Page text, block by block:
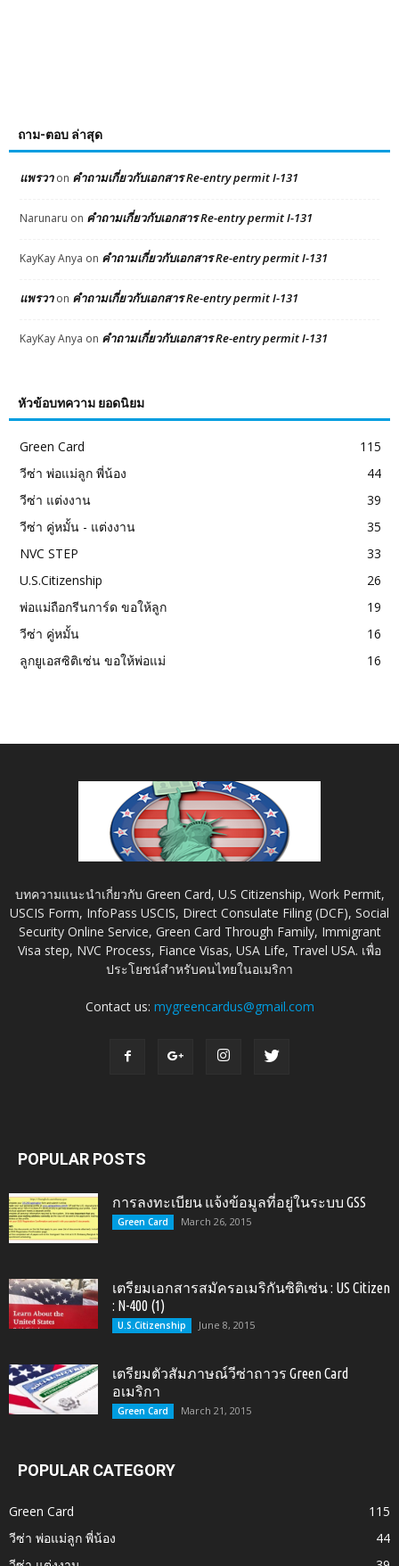
ถาม-ตอบ ล่าสุด
แพรวาon คำถามเกี่ยวกับเอกสาร Re-entry permit I-131
Narunaru on คำถามเกี่ยวกับเอกสาร Re-entry permit I-131
KayKay Anya on คำถามเกี่ยวกับเอกสาร Re-entry permit I-131
แพรวาon คำถามเกี่ยวกับเอกสาร Re-entry permit I-131
KayKay Anya on คำถามเกี่ยวกับเอกสาร Re-entry permit I-131
หัวข้อบทความ ยอดนิยม
Green Card
115
วีซ่า พ่อแม่ลูก พี่น้อง
44
วีซ่า แต่งงาน
39
วีซ่า คู่หมั้น - แต่งงาน
35
NVC STEP
33
U.S.Citizenship
26
พ่อแม่ถือกรีนการ์ด ขอให้ลูก
19
วีซ่า คู่หมั้น
16
ลูกยูเอสซิติเซ่น ขอให้พ่อแม่
16
บทความแนะนำเกี่ยวกับ Green Card, U.S Citizenship, Work Permit,
USCIS Form, InfoPass USCIS, Direct Consulate Filing (DCF), Social
Security Online Service, Green Card Through Family, Immigrant
Visa step, NVC Process, Fiance Visas, USA Life, Travel USA. เพื่อ
ประโยชน์สำหรับคนไทยในอเมริกา
Contact us: mygreencardus@gmail.com
POPULAR POSTS
การลงทะเบียน แจ้งข้อมูลที่อยู่ในระบบ GSS
Green Card March 26, 2015
เตรียมเอกสารสมัครอเมริกันซิติเซ่น : US Citizen
: N-400 (1)
U.S.Citizenship June 8, 2015
เตรียมตัวสัมภาษณ์วีซ่าถาวร Green Card
อเมริกา
Green Card March 21, 2015
POPULAR CATEGORY
Green Card
115
วีซ่า พ่อแม่ลูก พี่น้อง
44